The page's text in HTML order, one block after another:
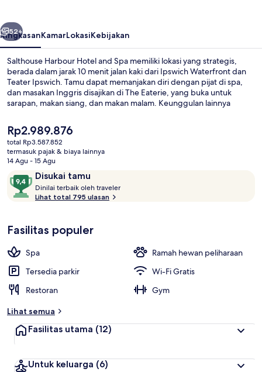
Berikutnya
52+
RingkasanKamarLokasiKebijakan
Salthouse Harbour Hotel and Spa memiliki lokasi yang strategis,
berada dalam jarak 10 menit jalan kaki dari Ipswich Waterfront dan
Teater Ipswich. Tamu dapat memanjakan diri dengan pijat di spa,
dan masakan Inggris disajikan di The Eaterie, yang buka untuk
sarapan, makan siang, dan makan malam. Keunggulan lainnya
staf dan kondisi keseluruhan.
Harga
saat
ini
Rp2.989.876
Rp2.989.876
total Rp3.587.852
termasuk pajak & biaya lainnya
14 Agu - 15 Agu
Ulasan Disukai tamu
9,4
dari
10,
tamu
Dinilai terbaik oleh traveler
i
Lihat total 795 ulasan
Fasilitas populer
Spa
Ramah hewan peliharaan
Tersedia parkir
Wi-Fi Gratis
Restoran
Gym
Lihat semua
Fasilitas utama (12)
Untuk keluarga (6)